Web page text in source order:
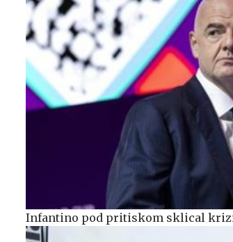
Infantino pod pritiskom sklical